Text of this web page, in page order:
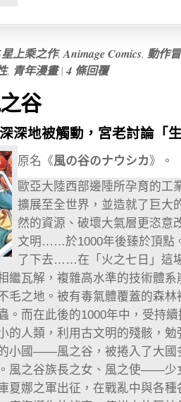
上乘之作, Animage Comics, 動作
, 青年漫畫| 4 條回覆
谷
深地被觸動，宮老討論「
原名《風の谷のナウシカ》。
歐亞大陸西部邊陲所孕育的工
擴展至全世界，並造就了巨大
然的資源、破壞大氣層更恣意
文明……於1000年後臻於頂點
了下去……在「火之七日」這
繼瓦解，複雜高水準的技術體
毛之地。被有毒氣體覆蓋的森
。而在此後的1000年中，受持
的人類，利用古文明的殘骸，勉
小國——風之谷，被捲入了大國
風之谷族長之女、風之使——少
夏娜之軍出征，在戰亂中與各